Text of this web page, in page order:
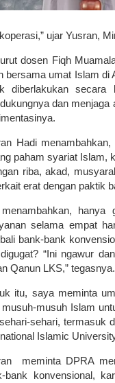
ujar Yusran,
dosen Fiqh
bersama umat Islam di
diberlakukan
dan
Hadi
paham syariat Islam,
riba, akad,
erat dengan paktik
hanya
selama empat
bank-bank
“Ini ngawur
Qanun LKS,” tegasnya.
itu, saya meminta
musuh-musuh Islam
sehari, termasuk
Islamic
meminta DPRA
bank konvensional,